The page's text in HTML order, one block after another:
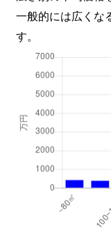
一般的には広くな
す。